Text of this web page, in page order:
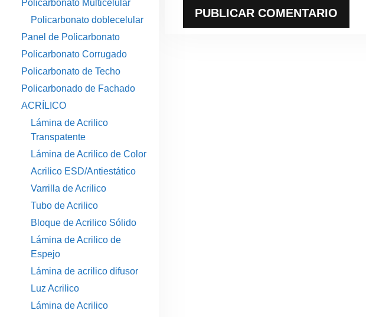
Policarbonato Multicelular
Policarbonato doblecelular
Panel de Policarbonato
Policarbonato Corrugado
Policarbonato de Techo
Policarbonado de Fachado
ACRÍLICO
Lámina de Acrilico
Transpatente
Lámina de Acrilico de Color
Acrilico ESD/Antiestático
Varrilla de Acrilico
Tubo de Acrilico
Bloque de Acrilico Sólido
Lámina de Acrilico de
Espejo
Lámina de acrilico difusor
Luz Acrilico
Lámina de Acrilico